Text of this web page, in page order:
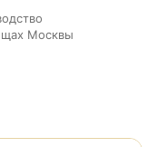
Москвы